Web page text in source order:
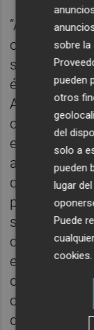
“Al ubicar la
concreto,
sentían las
época y
Adela va
conforme
amor por
quienes le
película,
su núcleo
como su
este
durante las
comprender
dentro.
sobre la
pueden
otros
del
solo a
pueden
lugar
Puede
cookies